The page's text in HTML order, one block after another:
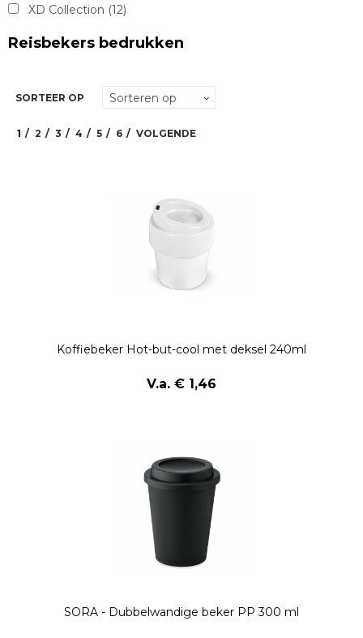
XD Collection (12)
XD Design
(1)
Reisbekers bedrukken
SORTEER OP
1 2 3 4 5 6 VOLGENDE
Koffiebeker Hot-but-cool met deksel 240ml
V.a. € 1,46
SORA - Dubbelwandige beker PP 300 ml